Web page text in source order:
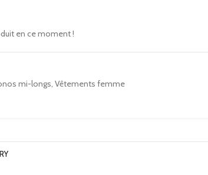
en ce moment !
mi-longs, Vêtements femme